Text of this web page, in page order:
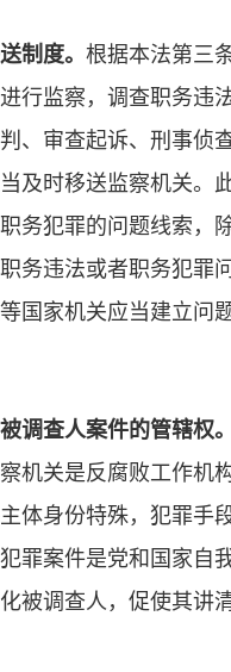
制度。 根据本法第三
行监察，调查职务违
、审查起诉、刑事侦查
及时移送监察机关。
务犯罪的问题线索，
务违法或者职务犯罪
国家机关应当建立问
调查人案件的管辖权。
机关是反腐败工作机构
体身份特殊，犯罪手
罪案件是党和国家自
被调查人，促使其讲